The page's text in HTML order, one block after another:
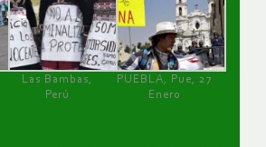
Las Bambas,
Perú
PUEBLA, Pue, 27
Enero